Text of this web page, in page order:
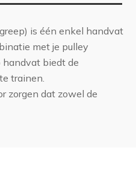
is één enkel handvat
met je pulley
handvat biedt de
trainen.
zorgen dat zowel de